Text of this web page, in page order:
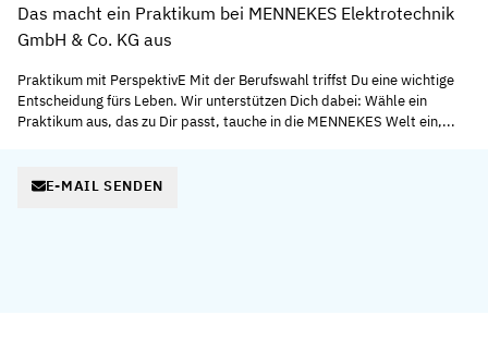
Das macht ein Praktikum bei MENNEKES Elektrotechnik
GmbH & Co. KG aus
Praktikum mit PerspektivE Mit der Berufswahl triffst Du eine wichtige
Entscheidung fürs Leben. Wir unterstützen Dich dabei: Wähle ein
Praktikum aus, das zu Dir passt, tauche in die MENNEKES Welt ein,...
E-MAIL SENDEN